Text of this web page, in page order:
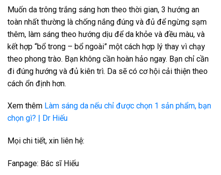
Muốn da trông trắng sáng hơn theo thời gian, 3 hướng an
toàn nhất thường là chống nắng đúng và đủ để ngừng sạm
thêm, làm sáng theo hướng dịu để da khỏe và đều màu, và
kết hợp “bổ trong – bổ ngoài” một cách hợp lý thay vì chạy
theo phong trào. Bạn không cần hoàn hảo ngay. Bạn chỉ cần
đi đúng hướng và đủ kiên trì. Da sẽ có cơ hội cải thiện theo
cách ổn định hơn.
Xem thêm Làm sáng da nếu chỉ được chọn 1 sản phẩm, bạn
chọn gì? | Dr Hiếu
Mọi chi tiết, xin liên hệ:
Fanpage: Bác sĩ Hiếu